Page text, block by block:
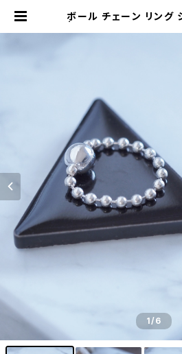
ボール チェーン リング
ry) レディース メンズ
1/6